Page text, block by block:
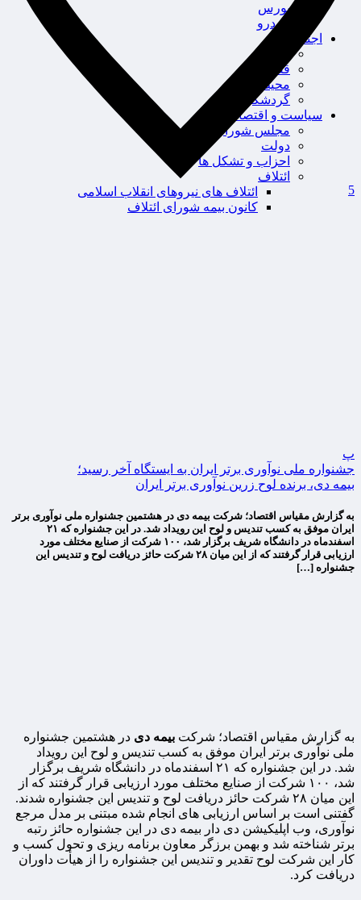
بورس
خودرو
اجتماعی
سلامت
قضایی
محیط زیست
گردشگری
سیاست و اقتصاد
مجلس شورای اسلامی
دولت
احزاب و تشکل ها
ائتلاف
ائتلاف های نیروهای انقلاب اسلامی
کانون بیمه شورای ائتلاف
5
پ
جشنواره ملی نوآوری برتر ایران به ایستگاه آخر رسید؛
بیمه دی، برنده لوح زرین نوآوری برتر ایران
به گزارش مقیاس اقتصاد؛ شرکت بیمه دی در هشتمین جشنواره ملی نوآوری برتر
ایران موفق به کسب تندیس و لوح این رویداد شد. در این جشنواره که ۲۱
اسفندماه در دانشگاه شریف برگزار شد، ۱۰۰ شرکت از صنایع مختلف مورد
ارزیابی قرار گرفتند که از این میان ۲۸ شرکت حائز دریافت لوح و تندیس این
جشنواره […]
به گزارش مقیاس اقتصاد؛ شرکت بیمه دی در هشتمین جشنواره
ملی نوآوری برتر ایران موفق به کسب تندیس و لوح این رویداد
شد. در این جشنواره که ۲۱ اسفندماه در دانشگاه شریف برگزار
شد، ۱۰۰ شرکت از صنایع مختلف مورد ارزیابی قرار گرفتند که از
این میان ۲۸ شرکت حائز دریافت لوح و تندیس این جشنواره شدند.
گفتنی است بر اساس ارزیابی های انجام شده مبتنی بر مدل مرجع
نوآوری، وب اپلیکیشن دی دار بیمه دی در این جشنواره حائز رتبه
برتر شناخته شد و بهمن برزگر معاون برنامه ریزی و تحول کسب و
کار این شرکت لوح تقدیر و تندیس این جشنواره را از هیأت داوران
دریافت کرد.